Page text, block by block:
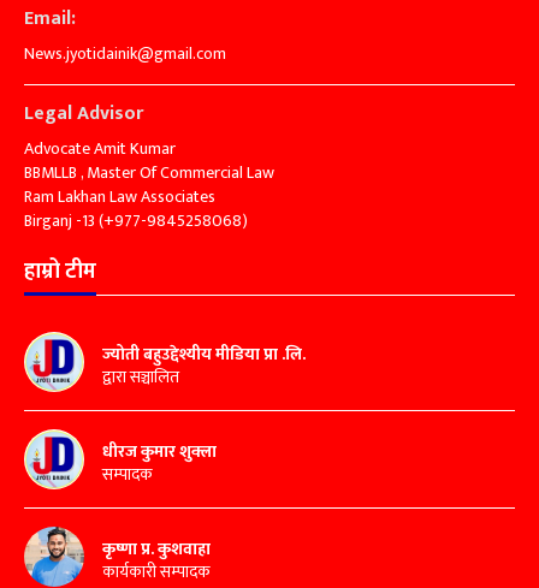
Email:
News.jyotidainik@gmail.com
Legal Advisor
Advocate Amit Kumar
BBMLLB , Master Of Commercial Law
Ram Lakhan Law Associates
Birganj -13 (+977-9845258068)
हाम्रो टीम
ज्योती बहुउद्देश्यीय मीडिया प्रा .लि.
द्वारा सञ्चालित
धीरज कुमार शुक्ला
सम्पादक
कृष्णा प्र. कुशवाहा
कार्यकारी सम्पादक